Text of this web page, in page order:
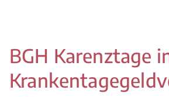
BGH Karenztage